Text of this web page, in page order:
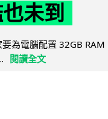
未到
為電腦配置 32GB RAM
閱讀全文